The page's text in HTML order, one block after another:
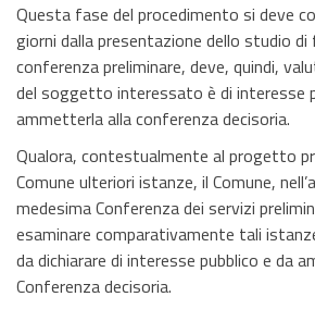
Questa fase del procedimento si deve
giorni dalla presentazione dello studio
conferenza preliminare, deve, quindi,
del soggetto interessato è di interesse
ammetterla alla conferenza decisoria.
Qualora, contestualmente al progetto
Comune ulteriori istanze, il Comune,
medesima Conferenza dei servizi
esaminare comparativamente tali
da dichiarare di interesse pubblico e da
Conferenza decisoria.